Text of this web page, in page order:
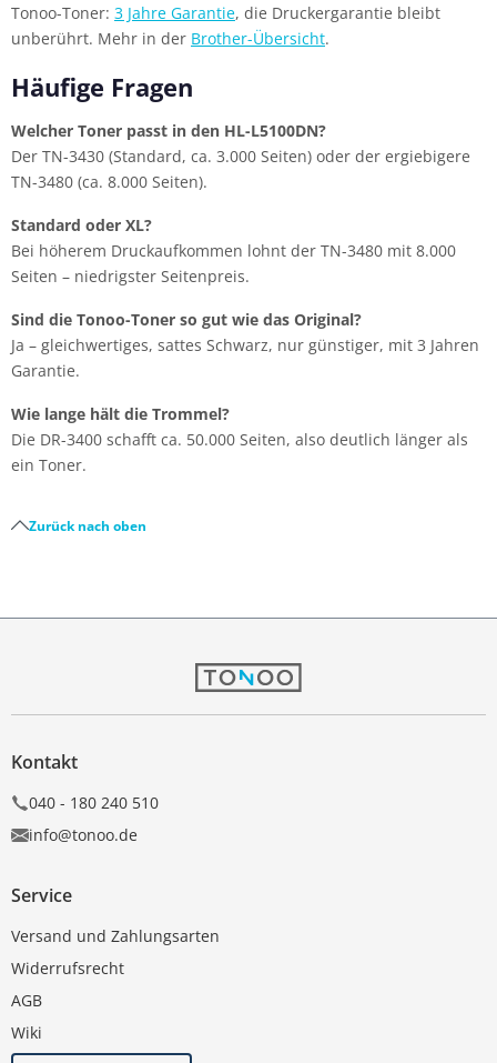
Tonoo-Toner: 3 Jahre Garantie, die Druckergarantie bleibt
unberührt. Mehr in der Brother-Übersicht.
Häufige Fragen
Welcher Toner passt in den HL-L5100DN?
Der TN-3430 (Standard, ca. 3.000 Seiten) oder der ergiebigere
TN-3480 (ca. 8.000 Seiten).
Standard oder XL?
Bei höherem Druckaufkommen lohnt der TN-3480 mit 8.000
Seiten – niedrigster Seitenpreis.
Sind die Tonoo-Toner so gut wie das Original?
Ja – gleichwertiges, sattes Schwarz, nur günstiger, mit 3 Jahren
Garantie.
Wie lange hält die Trommel?
Die DR-3400 schafft ca. 50.000 Seiten, also deutlich länger als
ein Toner.
Zurück nach oben
Kontakt
040 - 180 240 510
info@tonoo.de
Service
Versand und Zahlungsarten
Widerrufsrecht
AGB
Wiki